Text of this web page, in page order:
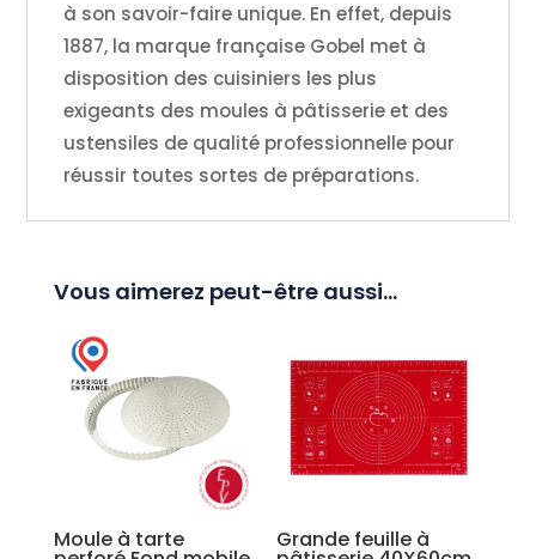
à son savoir-faire unique. En effet, depuis
1887, la marque française Gobel met à
disposition des cuisiniers les plus
exigeants des moules à pâtisserie et des
ustensiles de qualité professionnelle pour
réussir toutes sortes de préparations.
Vous aimerez peut-être aussi…
Moule à tarte Grande feuille à